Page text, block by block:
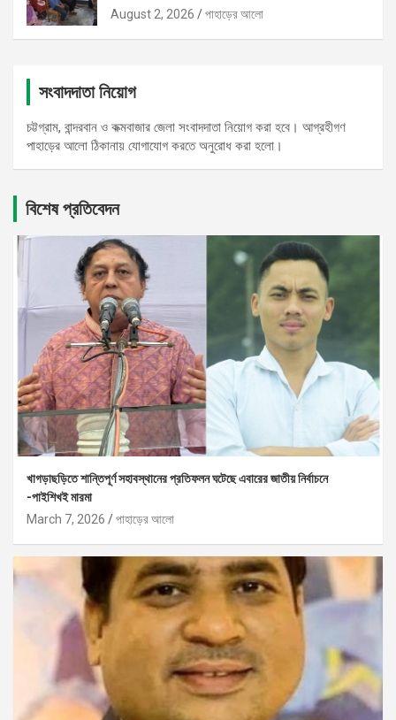
August 2, 2026 পাহাড়ের আলো
সংবাদদাতা নিয়োগ
চট্টগ্রাম, বান্দরবান ও কক্মবাজার জেলা সংবাদদাতা নিয়োগ করা হবে। আগ্রহীগণ
পাহাড়ের আলো ঠিকানায় যোগাযোগ করতে অনুরোধ করা হলো।
বিশেষ প্রতিবেদন
খাগড়াছড়িতে শান্তিপূর্ণ সহাবস্থানের প্রতিফলন ঘটেছে এবারের জাতীয় নির্বাচনে
-পাইশিখই মারমা
March 7, 2026
পাহাড়ের আলো